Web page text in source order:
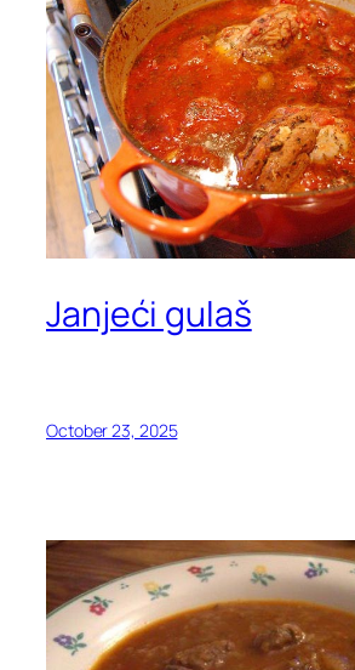
Janjeći gulaš
October 23, 2025